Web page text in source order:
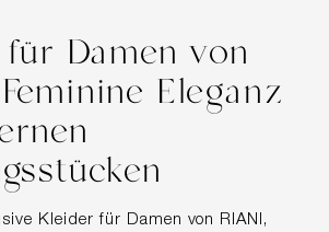
Damen von
Eleganz
Kleider für Damen von RIANI,